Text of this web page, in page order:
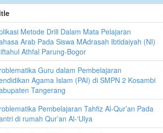
Metode Drill Dalam Mata Pelajaran
Arab Pada Siswa MAdrasah Ibtidaiyah (NI)
Athfal Parung-Bogor
Guru dalam Pembelajaran
Agama Islam (PAI) di SMPN 2 Kosambi
Tangerang
Pembelajaran Tahfiz Al-Qur’an Pada
di rumah Qur’an Al-‘Ulya